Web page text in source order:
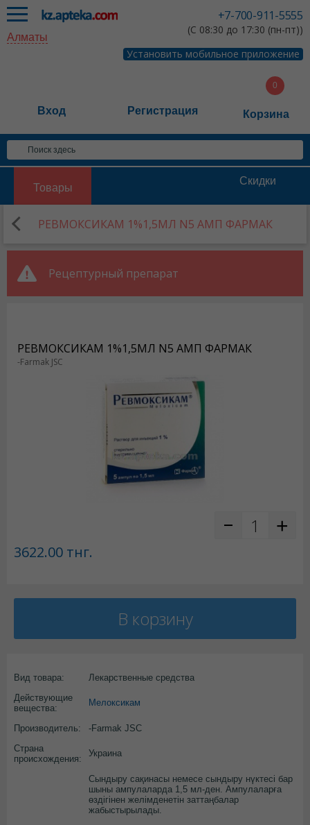
+7-700-911-5555
(С 08:30 до 17:30 (пн-пт))
Установить мобильное приложение
Алматы
Вход Регистрация Корзина
Товары
Скидки
РЕВМОКСИКАМ 1%1,5МЛ N5 АМП ФАРМАК
Рецептурный препарат
РЕВМОКСИКАМ 1%1,5МЛ N5 АМП ФАРМАК
-Farmak JSC
3622.00 тнг.
В корзину
Вид товара:
Лекарственные средства
Действующие
вещества:
Мелоксикам
Производитель:
-Farmak JSC
Страна
происхождения:
Украина
Сындыру сақинасы немесе сындыру нүктесі бар
шыны ампулаларда 1,5 мл-ден. Ампулаларға
өздігінен желімденетін заттаңбалар
жабыстырылады.